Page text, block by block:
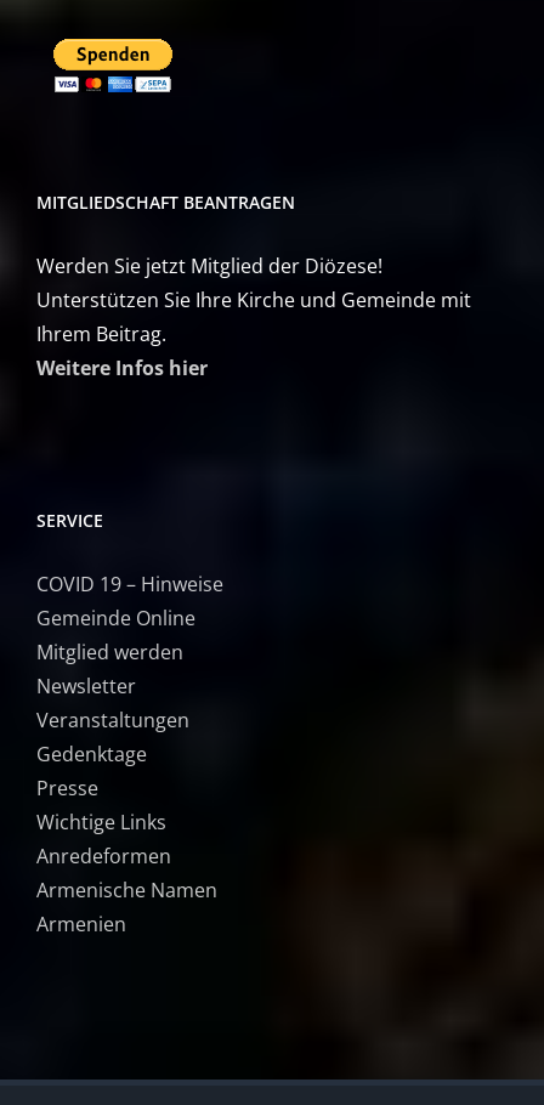
MITGLIEDSCHAFT BEANTRAGEN
Werden Sie jetzt Mitglied der Diözese!
Unterstützen Sie Ihre Kirche und Gemeinde mit
Ihrem Beitrag.
Weitere Infos hier
SERVICE
COVID 19 – Hinweise
Gemeinde Online
Mitglied werden
Newsletter
Veranstaltungen
Gedenktage
Presse
Wichtige Links
Anredeformen
Armenische Namen
Armenien